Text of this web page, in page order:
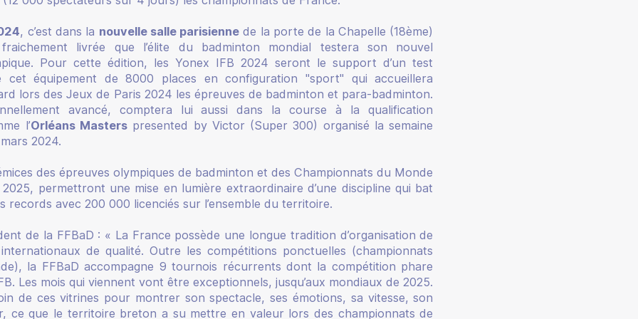
, c’est dans la nouvelle salle parisienne de la porte de la Chapelle (18ème)
livrée que l’élite du badminton mondial testera son nouvel
Pour cette édition, les Yonex IFB 2024 seront le support d’un test
cet équipement de 8000 places en configuration "sport" qui accueillera
lors des Jeux de Paris 2024 les épreuves de badminton et para-badminton.
avancé, comptera lui aussi dans la course à la qualification
l’Orléans Masterspresented by Victor (Super 300) organisé la semaine
2024.
des épreuves olympiques de badminton et des Championnats du Monde
permettront une mise en lumière extraordinaire d’une discipline qui bat
records avec 200 000 licenciés sur l’ensemble du territoire.
de la FFBaD : « La France possède une longue tradition d’organisation de
de qualité. Outre les compétitions ponctuelles (championnats
la FFBaD accompagne 9 tournois récurrents dont la compétition phare
Les mois qui viennent vont être exceptionnels, jusqu’aux mondiaux de 2025.
de ces vitrines pour montrer son spectacle, ses émotions, sa vitesse, son
ce que le territoire breton a su mettre en valeur lors des championnats de